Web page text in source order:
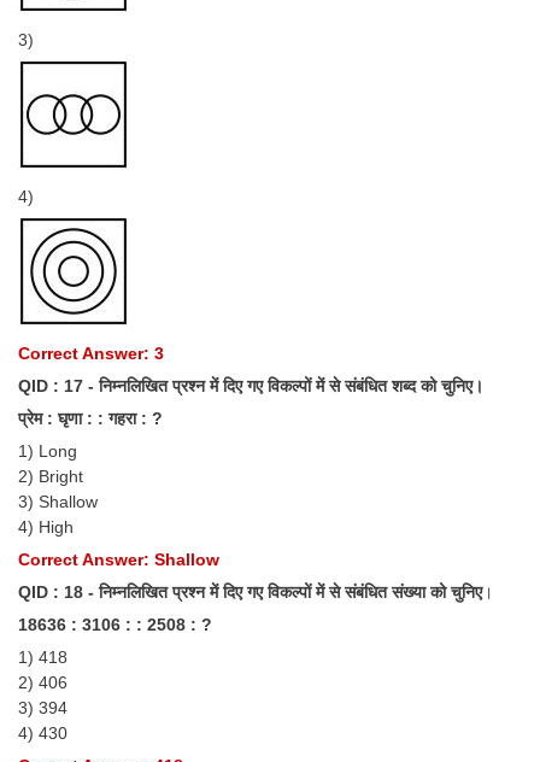
3)
4)
Correct Answer: 3
QID : 17 - निम्नलिखित प्रश्न में दिए गए विकल्पों में से संबंधित शब्द को चुनिए।
प्रेम : घृणा : : गहरा : ?
1) Long
2) Bright
3) Shallow
4) High
Correct Answer: Shallow
QID : 18 - निम्नलिखित प्रश्न में दिए गए विकल्पों में से संबंधित संख्या को चुनिए।
18636 : 3106 : : 2508 : ?
1) 418
2) 406
3) 394
4) 430